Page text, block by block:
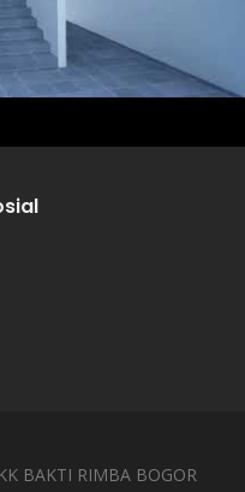
BAKTI RIMBA BOGOR